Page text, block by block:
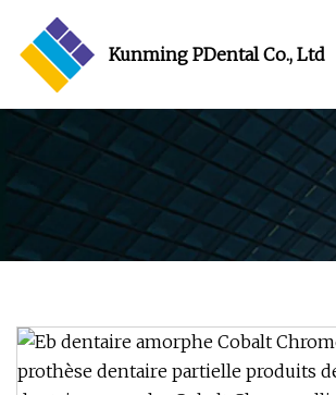
Kunming PDental Co., Ltd